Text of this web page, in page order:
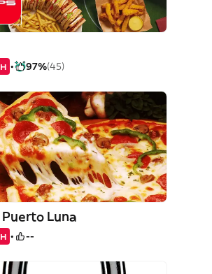
97%(45)
Puerto Luna
--